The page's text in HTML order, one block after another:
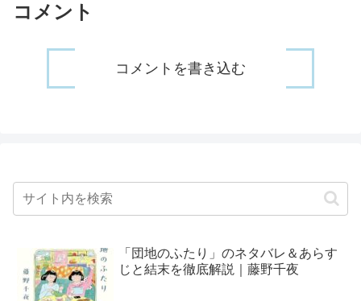
コメント
コメントを書き込む
「団地のふたり」のネタバレ＆あらす
じと結末を徹底解説｜藤野千夜